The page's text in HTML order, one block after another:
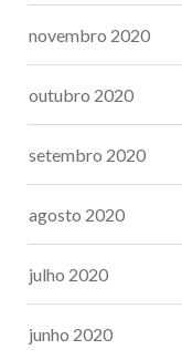
novembro 2020
outubro 2020
setembro 2020
agosto 2020
julho 2020
junho 2020